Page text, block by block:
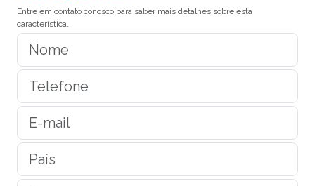
Entre em contato conosco para saber mais detalhes sobre esta
característica.